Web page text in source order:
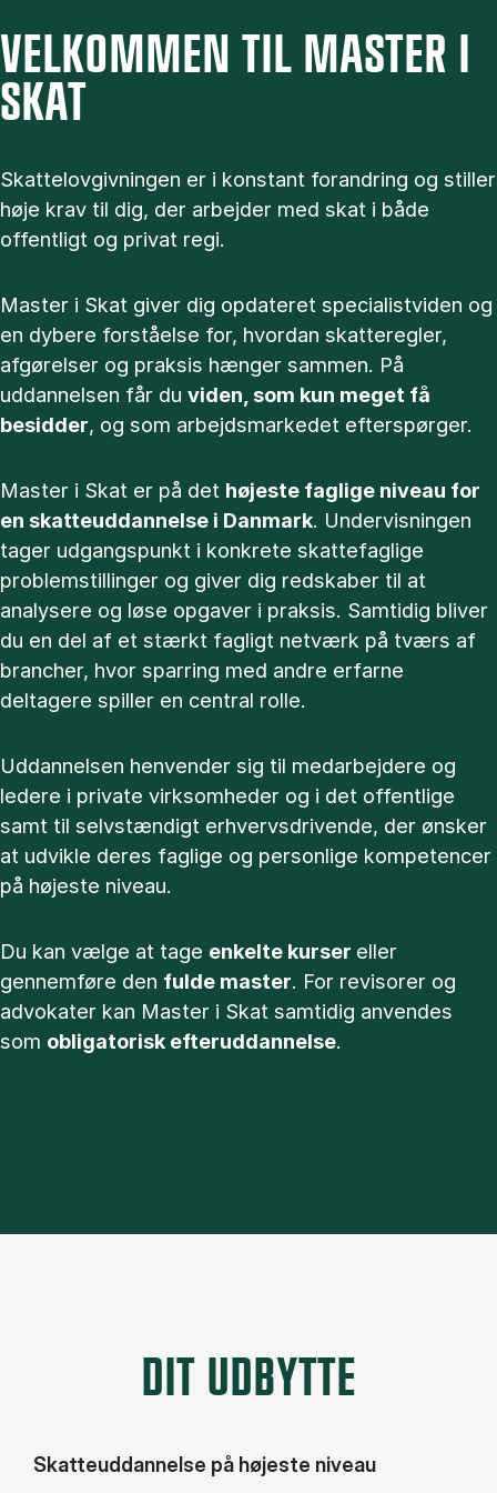
VELKOMMEN TIL MASTER I
SKAT
Skattelovgivningen er i konstant forandring og stiller
høje krav til dig, der arbejder med skat i både
offentligt og privat regi.
Master i Skat giver dig opdateret specialistviden og
en dybere forståelse for, hvordan skatteregler,
afgørelser og praksis hænger sammen. På
uddannelsen får du viden, som kun meget få
besidder, og som arbejdsmarkedet efterspørger.
Master i Skat er på det højeste faglige niveau for
en skatteuddannelse i Danmark. Undervisningen
tager udgangspunkt i konkrete skattefaglige
problemstillinger og giver dig redskaber til at
analysere og løse opgaver i praksis. Samtidig bliver
du en del af et stærkt fagligt netværk på tværs af
brancher, hvor sparring med andre erfarne
deltagere spiller en central rolle.
Uddannelsen henvender sig til medarbejdere og
ledere i private virksomheder og i det offentlige
samt til selvstændigt erhvervsdrivende, der ønsker
at udvikle deres faglige og personlige kompetencer
på højeste niveau.
Du kan vælge at tage enkelte kurser eller
gennemføre den fulde master. For revisorer og
advokater kan Master i Skat samtidig anvendes
som obligatorisk efteruddannelse.
DIT UDBYTTE
Skatteuddannelse på højeste niveau